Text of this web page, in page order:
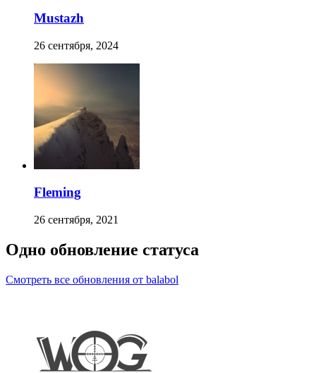
Mustazh
26 сентября, 2024
Fleming
26 сентября, 2021
Одно обновление статуса
Смотреть все обновления от balabol